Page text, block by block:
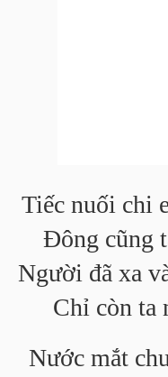
Tiếc nuối chi
Đông cũng
Người đã xa
Chỉ còn ta
Nước mắt